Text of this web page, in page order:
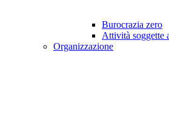
Burocrazia zero
Attività soggette
Organizzazione